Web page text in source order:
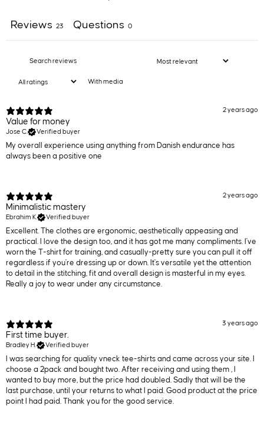
Reviews 23 Questions 0
With media
2 years ago
Value for money
Jose C. Verified buyer
My overall experience using anything from Danish endurance has
always been a positive one
2 years ago
Minimalistic mastery
Ebrahim K. Verified buyer
Excellent. The clothes are ergonomic, aesthetically appeasing and
practical. I love the design too, and it has got me many compliments. I've
worn the T-shirt for training, and casually-pretty sure you can pull it off
regardless if you're dressing up or down. It's versatile yet the attention
to detail in the stitching, fit and overall design is masterful in my eyes.
Really a joy to wear under any circumstance.
3 years ago
First time buyer.
Bradley H. Verified buyer
I was searching for quality vneck tee-shirts and came across your site. I
choose a 2pack and bought two. After receiving and using them , I
wanted to buy more, but the price had doubled. Sadly that will be the
last purchase, until your returns to what I paid. Good product at the price
point I had paid. Thank you for the good service.